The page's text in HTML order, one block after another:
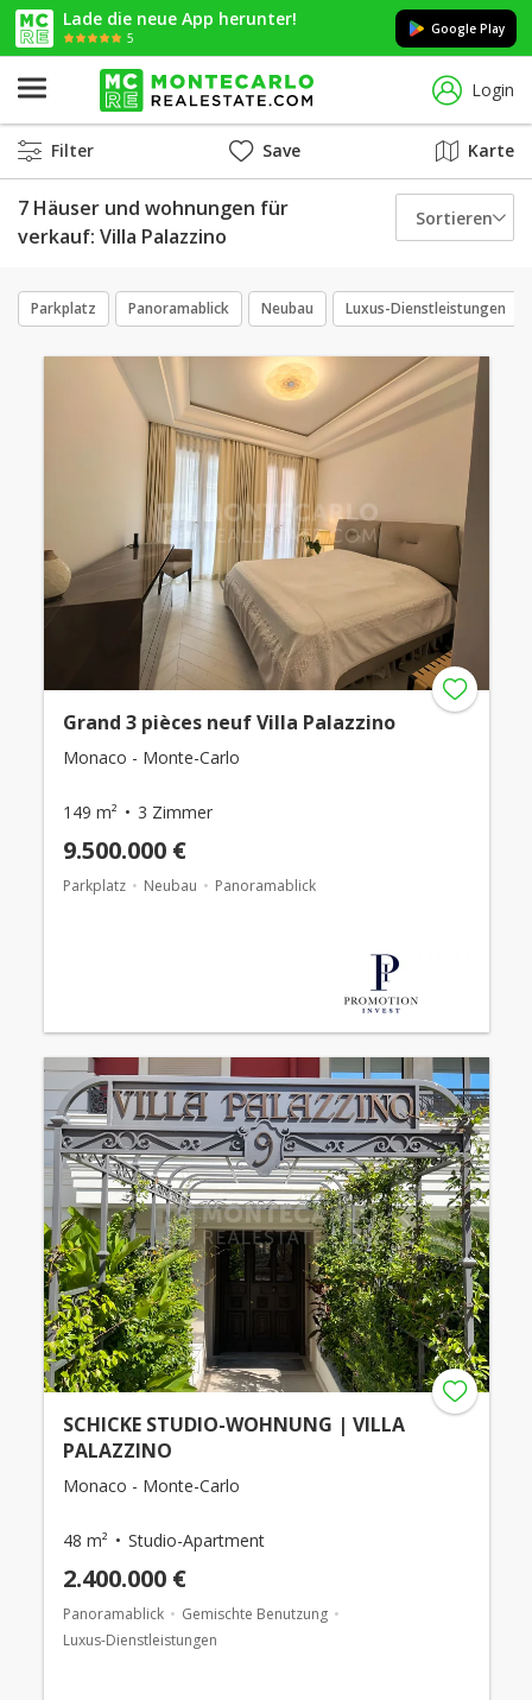
Lade die neue App herunter!
5
Google Play
Login
Filter Save Karte
7 Häuser und wohnungen für
verkauf: Villa Palazzino
Sortieren
Parkplatz Panoramablick Neubau Luxus-Dienstleistungen
Grand 3 pièces neuf Villa Palazzino
Monaco - Monte-Carlo
149 m² 3 Zimmer
9.500.000 €
Parkplatz Neubau Panoramablick
SCHICKE STUDIO-WOHNUNG | VILLA
PALAZZINO
Monaco - Monte-Carlo
48 m² Studio-Apartment
2.400.000 €
Panoramablick
Gemischte Benutzung
Luxus-Dienstleistungen